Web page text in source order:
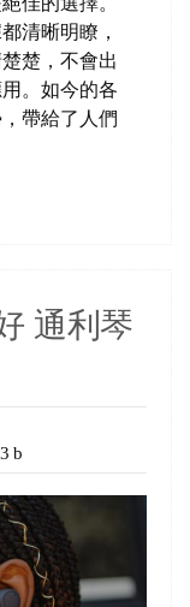
清晰明瞭，
楚，不會出
。如今的各
帶給了人們
通利琴